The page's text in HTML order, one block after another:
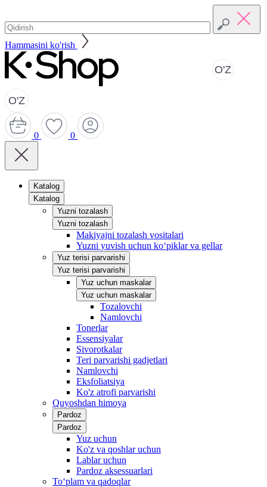
Hammasini ko'rish
O'Z
O'Z
0 0
Katalog
Katalog
Yuzni tozalash
Yuzni tozalash
Makiyajni tozalash vositalari
Yuzni yuvish uchun ko‘piklar va gellar
Yuz terisi parvarishi
Yuz terisi parvarishi
Yuz uchun maskalar
Yuz uchun maskalar
Tozalovchi
Namlovchi
Tonerlar
Essensiyalar
Sivorotkalar
Teri parvarishi gadjetlari
Namlovchi
Eksfoliatsiya
Ko'z atrofi parvarishi
Quyoshdan himoya
Pardoz
Pardoz
Yuz uchun
Ko'z va qoshlar uchun
Lablar uchun
Pardoz aksessuarlari
To‘plam va qadoqlar